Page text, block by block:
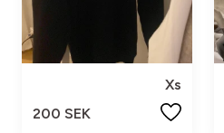
Xs
200 SEK